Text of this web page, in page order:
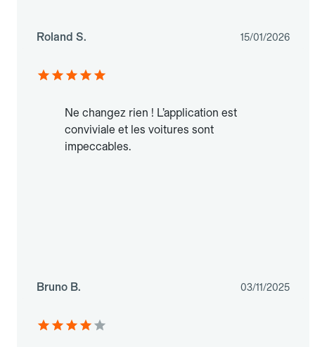
Roland S. 15/01/2026
Ne changez rien ! L’application est
conviviale et les voitures sont
impeccables.
Bruno B. 03/11/2025